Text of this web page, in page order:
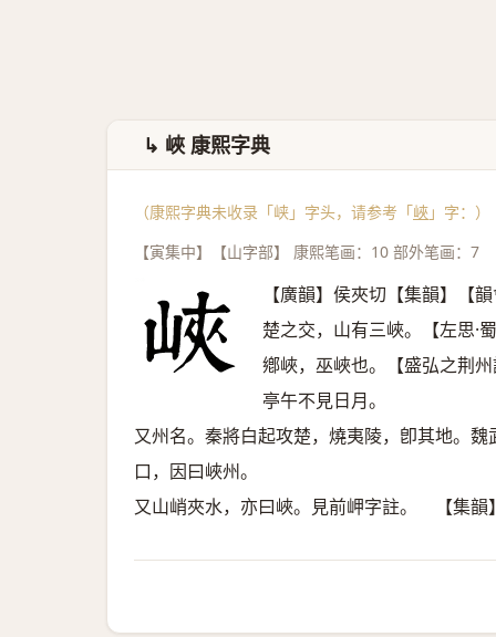
↳ 峽 康熙字典
（康熙字典未收录「峡」字头，请参考「峽 」字：）
【寅集中】【山字部】 康熙笔画：10 部外笔画：7
【廣韻】侯夾切【集韻】【
楚之交，山有三峽。【左思·
鄕峽，巫峽也。【盛弘之荆
亭午不見日月。
又州名。秦將白起攻楚，燒夷陵，卽其地。
口，因曰峽州。
又山峭夾水，亦曰峽。見前岬字註。 【集韻